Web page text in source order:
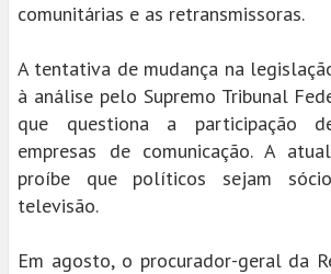
comunitárias e as retransmissoras.
A tentativa de mudança na
à análise pelo Supremo Tribunal
que questiona a participação
empresas de comunicação. A
proíbe que políticos sejam
televisão.
Em agosto, o procurador-geral da